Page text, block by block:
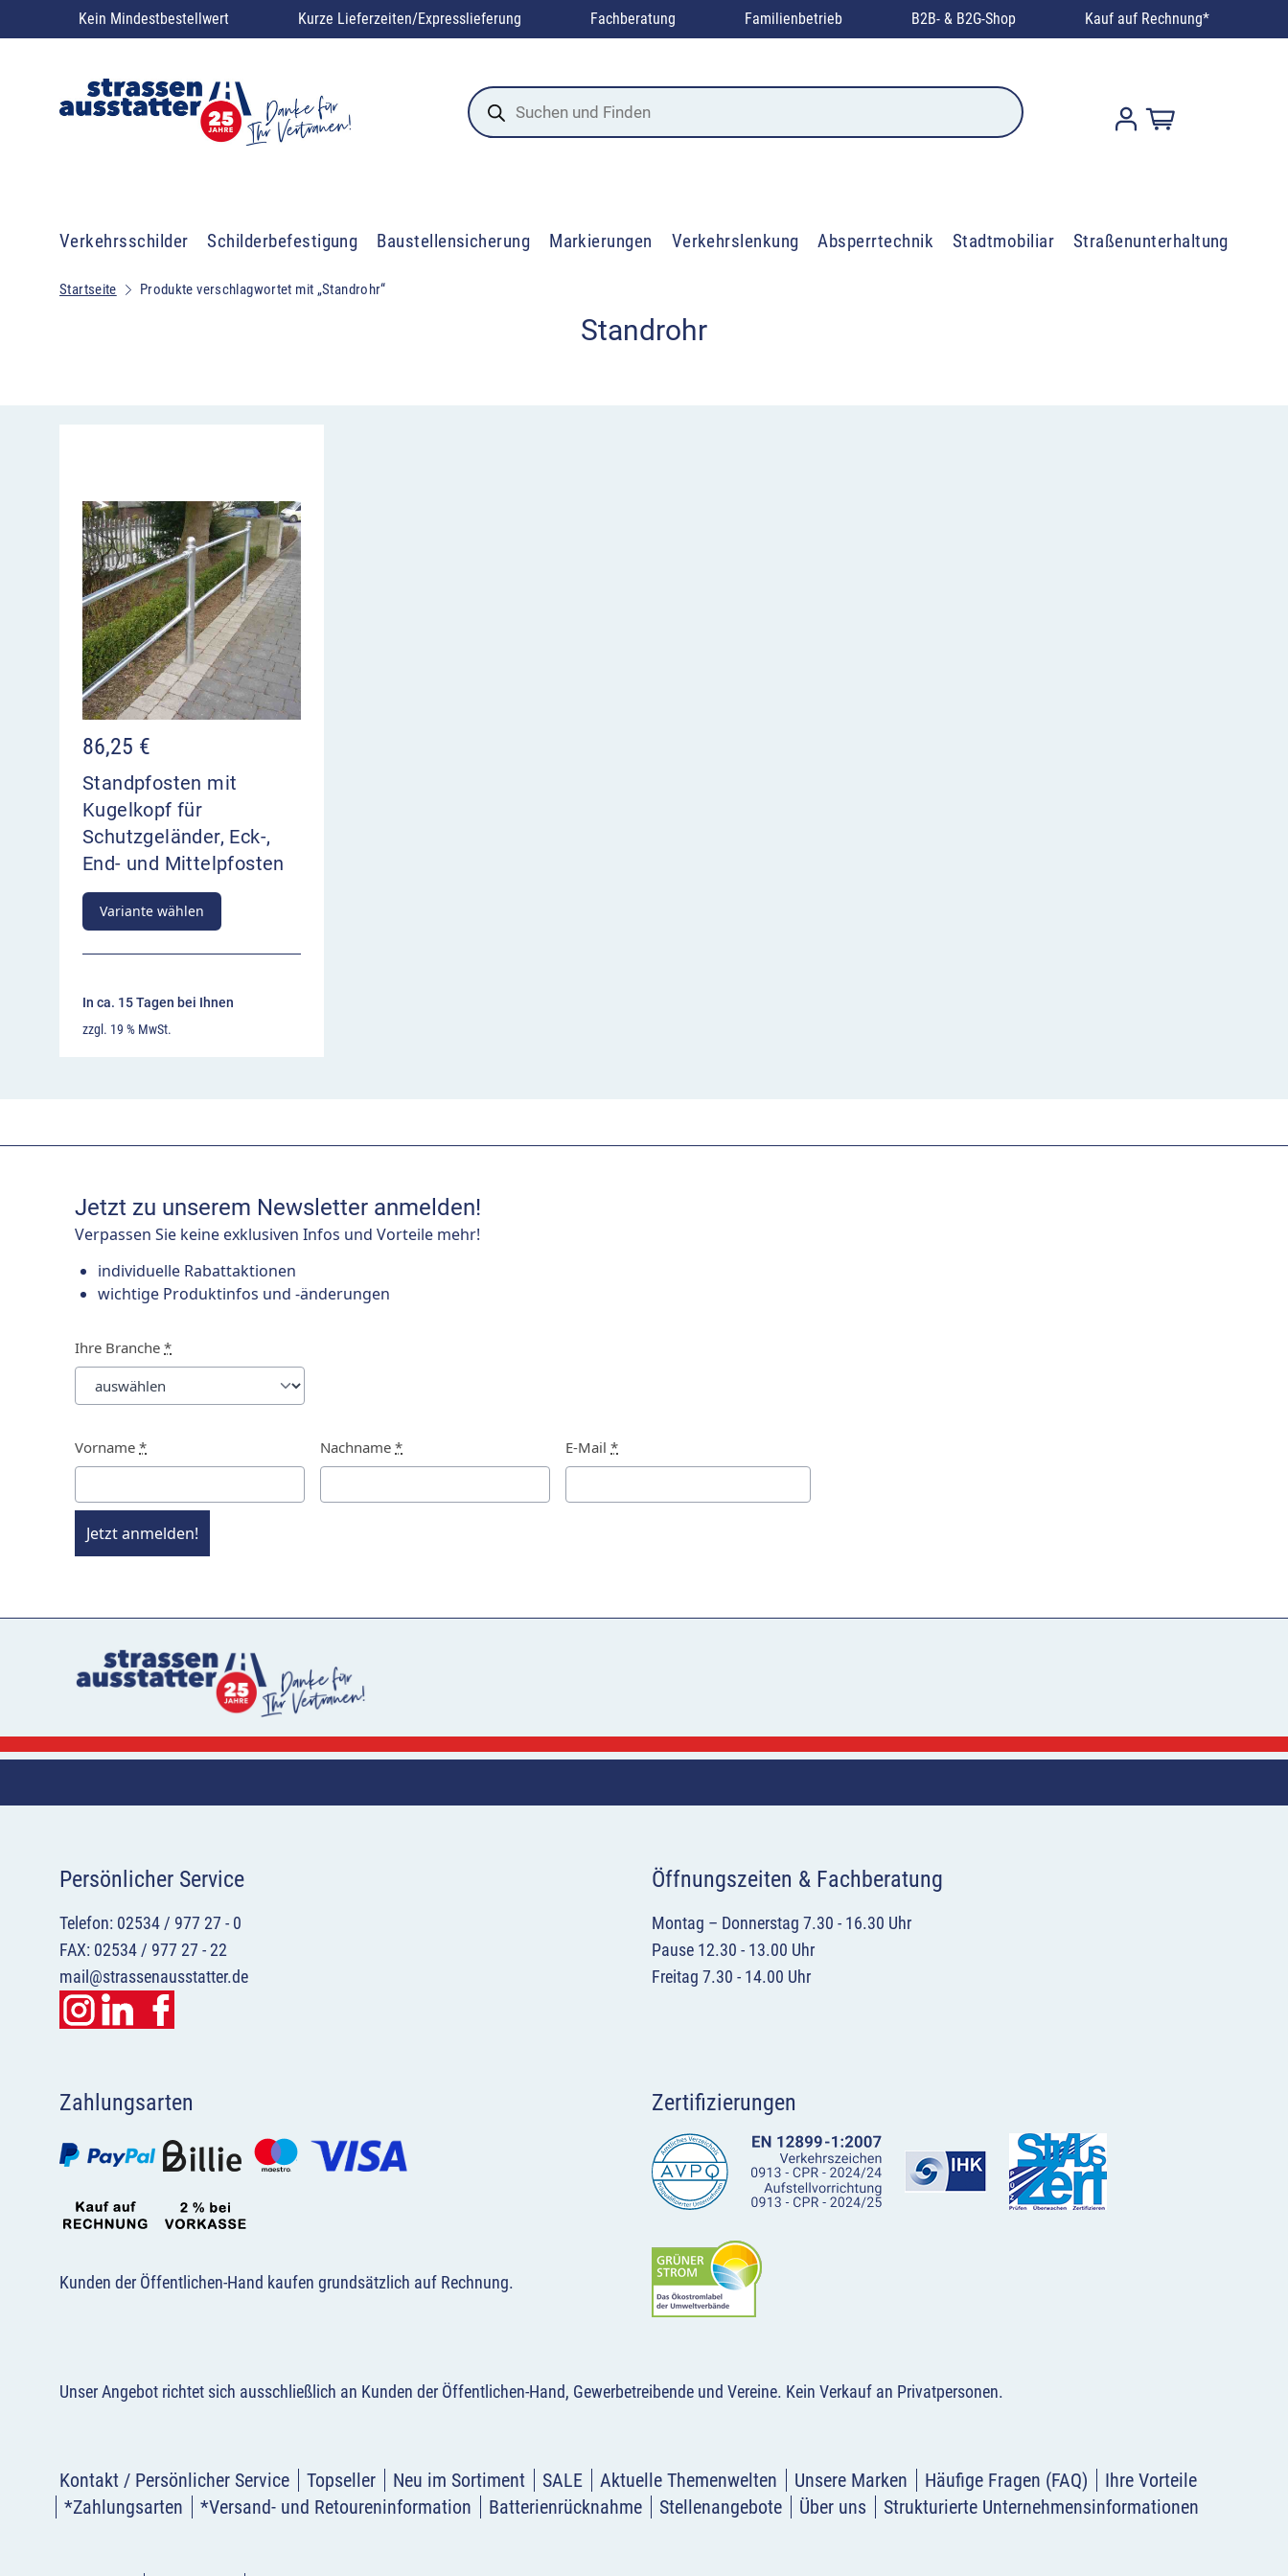
Kein Mindestbestellwert Kurze Lieferzeiten/Expresslieferung Fachberatung Familienbetrieb B2B- & B2G-Shop Kauf auf Rechnung*
Products
search
Verkehrsschilder Schilderbefestigung Baustellensicherung Markierungen Verkehrslenkung Absperrtechnik Stadtmobiliar Straßenunterhaltung
Startseite Produkte verschlagwortet mit „Standrohr“
Standrohr
86,25 €
Standpfosten mit
Kugelkopf für
Schutzgeländer, Eck-,
End- und Mittelpfosten
Variante wählen
In ca. 15 Tagen bei Ihnen
zzgl. 19 % MwSt.
Jetzt zu unserem Newsletter anmelden!
Verpassen Sie keine exklusiven Infos und Vorteile mehr!
individuelle Rabattaktionen
wichtige Produktinfos und -änderungen
Ihre Branche *
Vorname * Nachname * E-Mail *
Jetzt anmelden!
Persönlicher Service
Telefon: 02534 / 977 27 - 0
FAX: 02534 / 977 27 - 22
mail@strassenausstatter.de
Öffnungszeiten & Fachberatung
Montag – Donnerstag 7.30 - 16.30 Uhr
Pause 12.30 - 13.00 Uhr
Freitag 7.30 - 14.00 Uhr
Zahlungsarten
Kunden der Öffentlichen-Hand kaufen grundsätzlich auf Rechnung.
Zertifizierungen
Unser Angebot richtet sich ausschließlich an Kunden der Öffentlichen-Hand, Gewerbetreibende und Vereine. Kein Verkauf an Privatpersonen.
Kontakt / Persönlicher Service Topseller Neu im Sortiment SALE Aktuelle Themenwelten Unsere Marken Häufige Fragen (FAQ)
Ihre Vorteile
*Zahlungsarten
*Versand- und Retoureninformation Batterienrücknahme Stellenangebote Über uns Strukturierte Unternehmensinformationen